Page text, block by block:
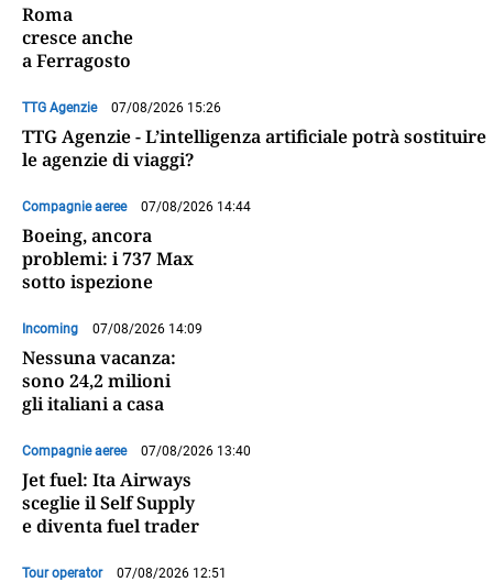
Roma
cresce anche
a Ferragosto
TTG Agenzie 07/08/2026 15:26
TTG Agenzie - L’intelligenza artificiale potrà sostituire
le agenzie di viaggi?
Compagnie aeree 07/08/2026 14:44
Boeing, ancora
problemi: i 737 Max
sotto ispezione
Incoming 07/08/2026 14:09
Nessuna vacanza:
sono 24,2 milioni
gli italiani a casa
Compagnie aeree 07/08/2026 13:40
Jet fuel: Ita Airways
sceglie il Self Supply
e diventa fuel trader
Tour operator 07/08/2026 12:51